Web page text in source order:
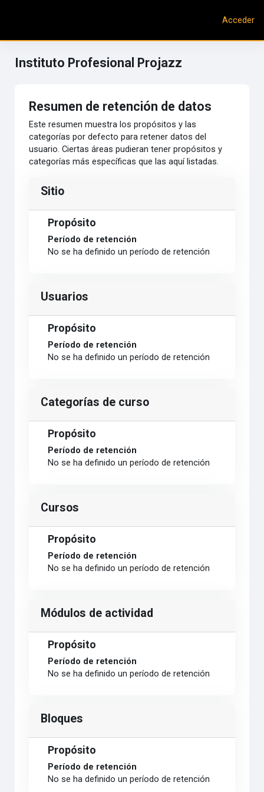
Acceder
Instituto Profesional Projazz
Resumen de retención de datos
Este resumen muestra los propósitos y las
categorías por defecto para retener datos del
usuario. Ciertas áreas pudieran tener propósitos y
categorías más específicas que las aquí listadas.
Sitio
Propósito
Período de retención
No se ha definido un período de retención
Usuarios
Propósito
Período de retención
No se ha definido un período de retención
Categorías de curso
Propósito
Período de retención
No se ha definido un período de retención
Cursos
Propósito
Período de retención
No se ha definido un período de retención
Módulos de actividad
Propósito
Período de retención
No se ha definido un período de retención
Bloques
Propósito
Período de retención
No se ha definido un período de retención